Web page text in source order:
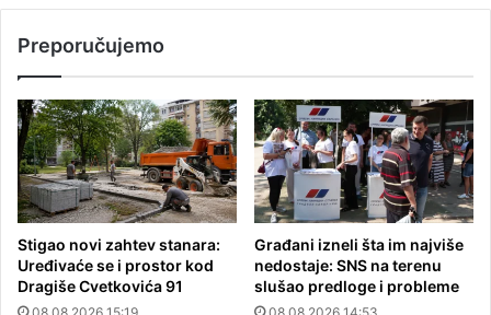
Preporučujemo
Stigao novi zahtev stanara:
Uređivaće se i prostor kod
Dragiše Cvetkovića 91
Građani izneli šta im najviše
nedostaje: SNS na terenu
slušao predloge i probleme